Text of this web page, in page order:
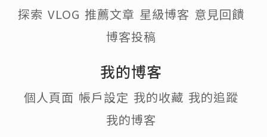
探索 VLOG 推薦文章 星級博客 意見回饋
博客投稿
我的博客
個人頁面 帳戶設定 我的收藏 我的追蹤
我的博客